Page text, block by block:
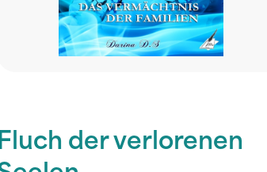
der verlorenen